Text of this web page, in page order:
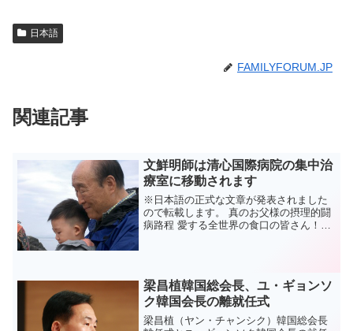
日本語
FAMILYFORUM.JP
関連記事
文鮮明師は清心国際病院の集中治
療室に移動されます
※日本語の正式な文章が発表されました
ので転載します。 真のお父様の摂理的闘
病路程 愛する全世界の食口の皆さん！天
梁昌植韓国総会長、ユ・ギョンソ
ク韓国会長の離就任式
梁昌植（ヤン・チャンシク）韓国総会長